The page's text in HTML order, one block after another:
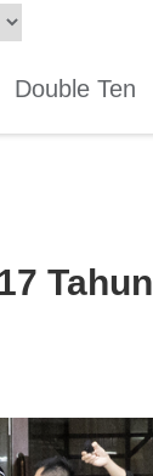
Double Ten
Tahun